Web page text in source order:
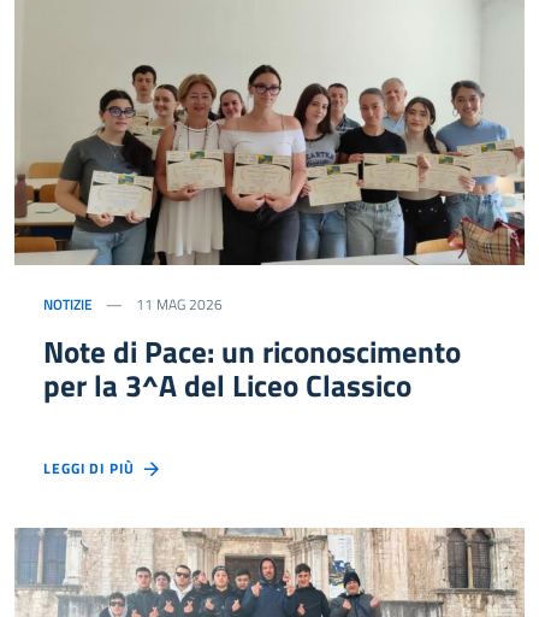
NOTIZIE 11 MAG 2026
Note di Pace: un riconoscimento
per la 3^A del Liceo Classico
LEGGI DI PIÙ